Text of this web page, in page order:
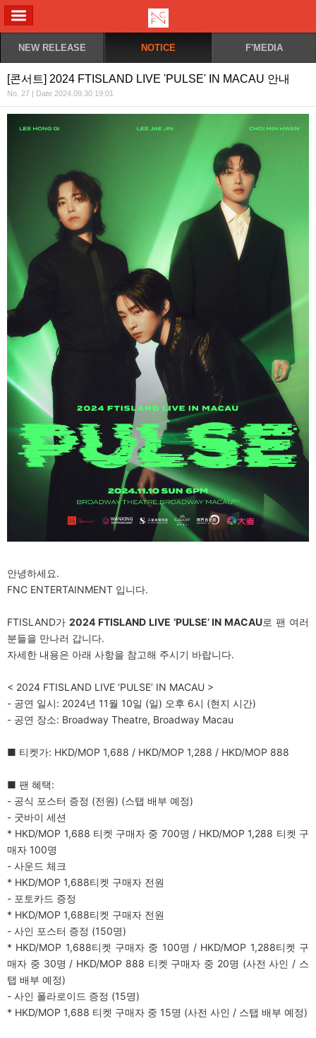
NEW RELEASE NOTICE F'MEDIA
[콘서트] 2024 FTISLAND LIVE 'PULSE' IN MACAU 안내
No. 27 | Date 2024.09.30 19:01
안녕하세요.
FNC ENTERTAINMENT 입니다.
FTISLAND가 2024 FTISLAND LIVE ‘PULSE’ IN MACAU로 팬 여러
분들을 만나러 갑니다.
자세한 내용은 아래 사항을 참고해 주시기 바랍니다.
< 2024 FTISLAND LIVE ‘PULSE’ IN MACAU >
- 공연 일시: 2024년 11월 10일 (일) 오후 6시 (현지 시간)
- 공연 장소: Broadway Theatre, Broadway Macau
■ 티켓가: HKD/MOP 1,688 / HKD/MOP 1,288 / HKD/MOP 888
■ 팬 혜택:
- 공식 포스터 증정 (전원) (스탭 배부 예정)
- 굿바이 세션
* HKD/MOP 1,688 티켓 구매자 중 700명 / HKD/MOP 1,288 티켓 구
매자 100명
- 사운드 체크
* HKD/MOP 1,688티켓 구매자 전원
- 포토카드 증정
* HKD/MOP 1,688티켓 구매자 전원
- 사인 포스터 증정 (150명)
* HKD/MOP 1,688티켓 구매자 중 100명 / HKD/MOP 1,288티켓 구
매자 중 30명 / HKD/MOP 888 티켓 구매자 중 20명 (사전 사인 / 스
탭 배부 예정)
- 사인 폴라로이드 증정 (15명)
* HKD/MOP 1,688 티켓 구매자 중 15명 (사전 사인 / 스탭 배부 예정)